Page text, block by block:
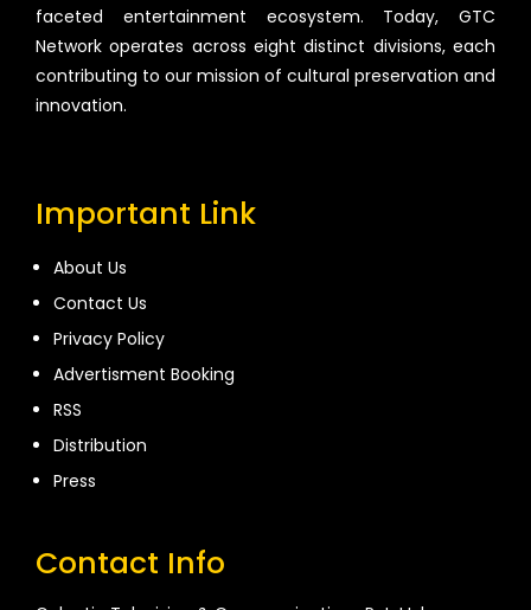
faceted entertainment ecosystem. Today, GTC
Network operates across eight distinct divisions, each
contributing to our mission of cultural preservation and
innovation.
Important Link
About Us
Contact Us
Privacy Policy
Advertisment Booking
RSS
Distribution
Press
Contact Info